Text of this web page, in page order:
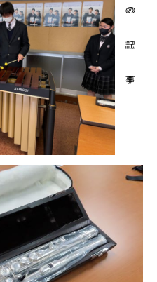
の
記
事
の
記
事